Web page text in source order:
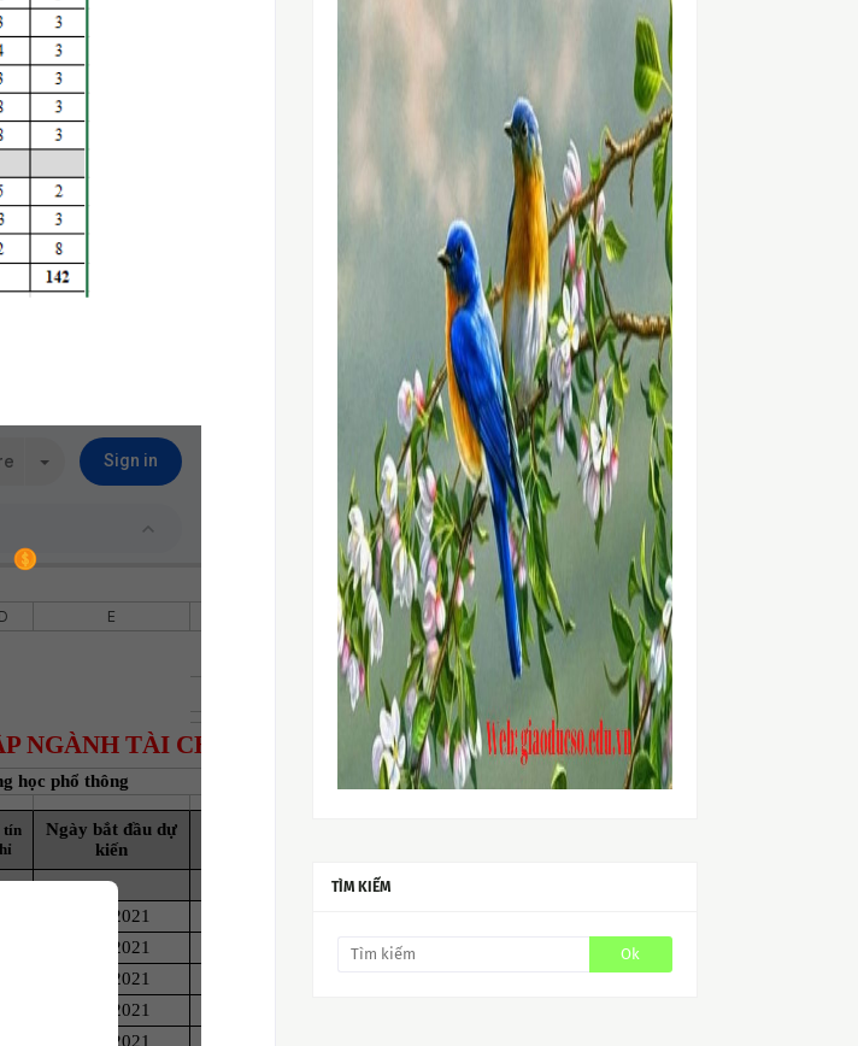
TÌM KIẾM